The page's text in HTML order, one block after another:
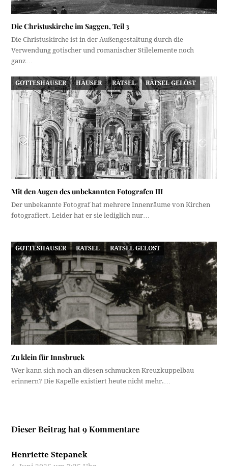
Die Christuskirche im Saggen, Teil 3
Die Christuskirche ist in der Außengestaltung durch die
Verwendung gotischer und romanischer Stilelemente noch
ganz…
GOTTESHÄUSER HÄUSER RÄTSEL RÄTSEL GELÖST
Mit den Augen des unbekannten Fotografen III
Der unbekannte Fotograf hat mehrere Innenräume von Kirchen
fotografiert. Leider hat er sie lediglich nur…
GOTTESHÄUSER RÄTSEL RÄTSEL GELÖST
Zu klein für Innsbruck
Wer kann sich noch an diesen schmucken Kreuzkuppelbau
erinnern? Die Kapelle existiert heute nicht mehr.…
Dieser Beitrag hat 9 Kommentare
Henriette Stepanek